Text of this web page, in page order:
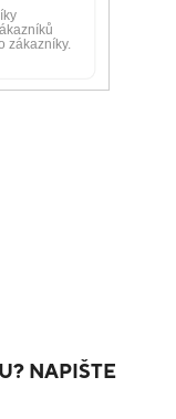
NAPIŠTE